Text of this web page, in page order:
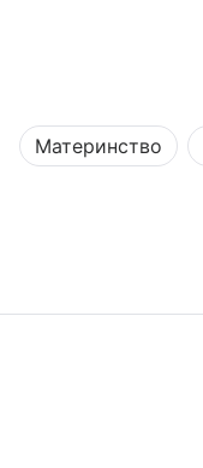
Материнство